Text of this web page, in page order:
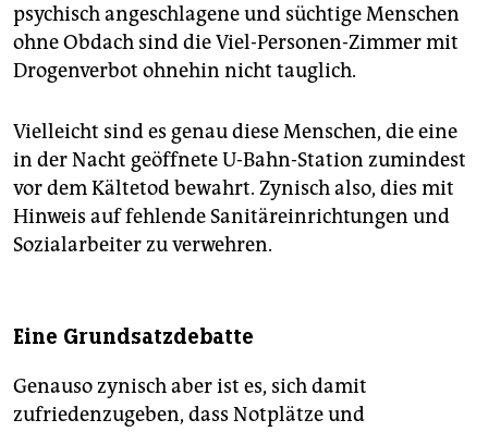
psychisch angeschlagene und süchtige Menschen
ohne Obdach sind die Viel-Personen-Zimmer mit
Drogenverbot ohnehin nicht tauglich.
Vielleicht sind es genau diese Menschen, die eine
in der Nacht geöffnete U-Bahn-Station zumindest
vor dem Kältetod bewahrt. Zynisch also, dies mit
Hinweis auf fehlende Sanitäreinrichtungen und
Sozialarbeiter zu verwehren.
Eine Grundsatzdebatte
Genauso zynisch aber ist es, sich damit
zufriedenzugeben, dass Notplätze und